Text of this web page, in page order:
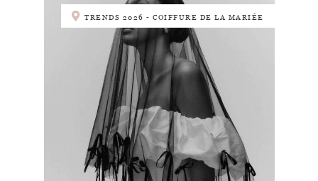
TRENDS 2026 - COIFFURE DE LA MARIÉE